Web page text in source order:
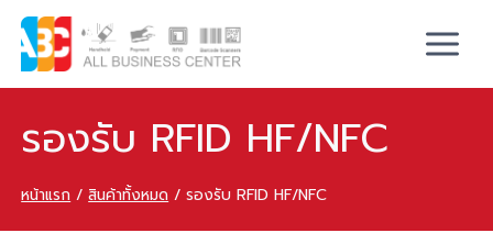
รองรับ RFID HF/NFC
หน้าแรก / สินค้าทั้งหมด / รองรับ RFID HF/NFC